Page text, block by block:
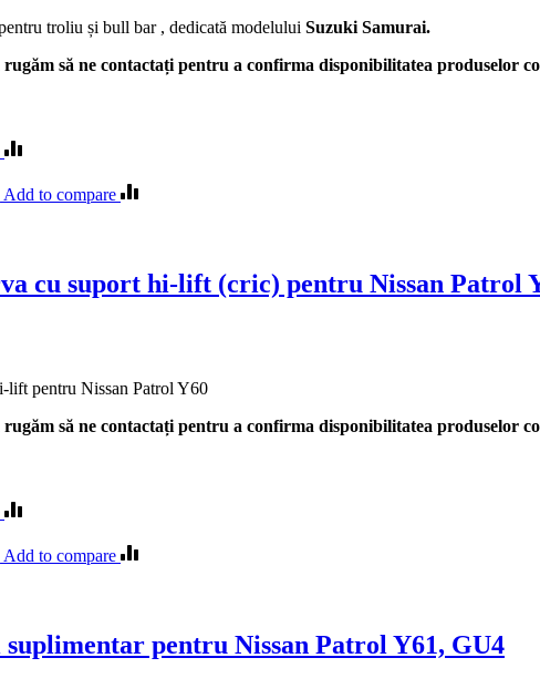
troliu și bull bar , dedicată modelului Suzuki Samurai.
rugăm să ne contactați pentru a confirma disponibilitatea produselor
Add to compare
cu suport hi-lift (cric) pentru Nissan Patrol
lift pentru Nissan Patrol Y60
rugăm să ne contactați pentru a confirma disponibilitatea produselor
Add to compare
pentru Nissan Patrol Y61, GU4